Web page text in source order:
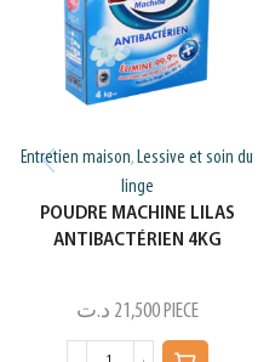
Entretien maison, Lessive et soin du
linge
POUDRE MACHINE LILAS
ANTIBACTÉRIEN 4KG
21,500 د.ت PIECE